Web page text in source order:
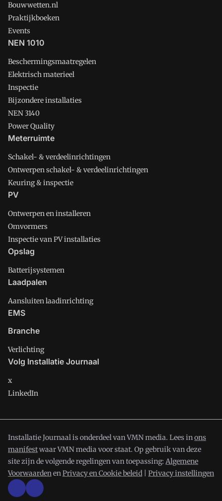
Bouwwetten.nl
Praktijkboeken
Events
NEN 1010
Beschermingsmaatregelen
Elektrisch materieel
Inspectie
Bijzondere installaties
NEN 3140
Power Quality
Meterruimte
Schakel- & verdeelinrichtingen
Ontwerpen schakel- & verdeelinrichtingen
Keuring & inspectie
PV
Ontwerpen en installeren
Omvormers
Inspectie van PV installaties
Opslag
Batterijsystemen
Laadpalen
Aansluiten laadinrichting
EMS
Branche
Verlichting
Volg Installatie Journaal
x
LinkedIn
Installatie Journaal is onderdeel van VMN media. Lees inons
manifestwaar VMN media voor staat. Op gebruik van deze
site zijn de volgende regelingen van toepassing: Algemene
VoorwaardenenPrivacy en Cookie beleid Privacy instellingen